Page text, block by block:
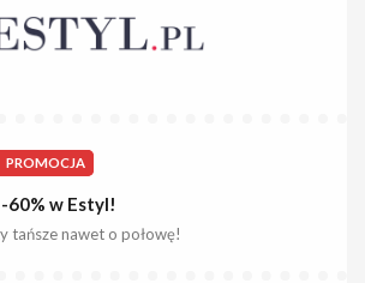
PROMOCJA
60% w Estyl!
tańsze nawet o połowę!